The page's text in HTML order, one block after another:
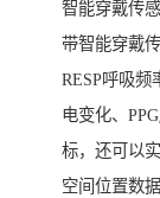
智能穿戴传
带智能穿戴
RESP呼吸频
电变化、
标，还可以
空间位置数